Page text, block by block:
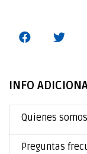
INFO
Quienes somos
Preguntas